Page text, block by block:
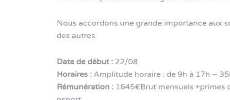
Nous accordons une grande importance aux
des autres.
Date de début : 22/08
Horaires : Amplitude horaire : de 9h à 17h –
Rémunération : 1645€Brut mensuels +primes